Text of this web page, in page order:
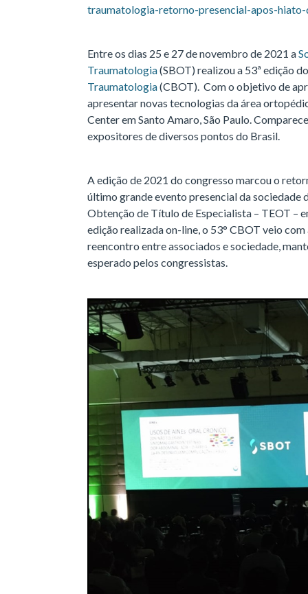
traumatologia-retorno-presencial-apos-hiato-
Entre os dias 25 e 27 de novembro de 2021 a
Traumatologia(SBOT) realizou a 53ª edição do
Traumatologia(CBOT). Com o objetivo de
apresentar novas tecnologias da área
Center em Santo Amaro, São Paulo.
expositores de diversos pontos do Brasil.
A edição de 2021 do congresso marcou o
último grande evento presencial da sociedade
Obtenção de Título de Especialista – TEOT –
edição realizada on-line, o 53° CBOT veio
reencontro entre associados e sociedade,
esperado pelos congressistas.